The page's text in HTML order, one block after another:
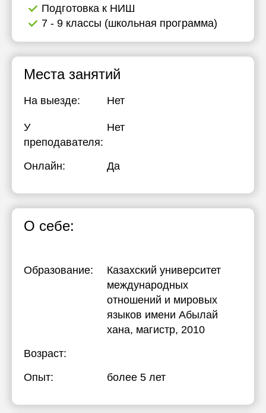
Подготовка к НИШ
7 - 9 классы (школьная программа)
Места занятий
На выезде: Нет
У
преподавателя:
Нет
Онлайн: Да
О себе:
Образование:
Казахский университет
международных
отношений и мировых
языков имени Абылай
хана, магистр, 2010
Возраст:
Опыт:
более 5 лет